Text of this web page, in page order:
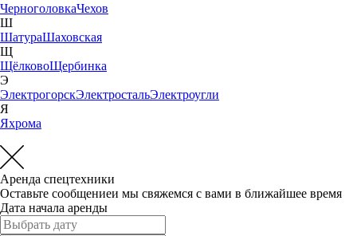
ЧерноголовкаЧехов
Ш
ШатураШаховская
Щ
ЩёлковоЩербинка
Э
ЭлектрогорскЭлектростальЭлектроугли
Я
Яхрома
Аренда спецтехники
Оставьте сообщениеи мы свяжемся с вами в ближайшее время
Дата начала аренды